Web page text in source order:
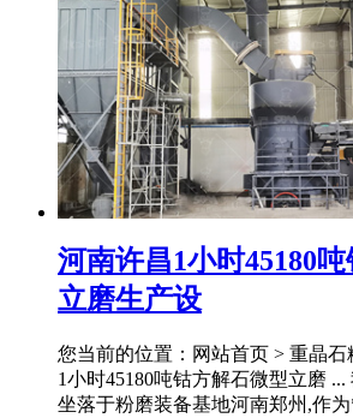
河南许昌1小时45180
立磨生产设
您当前的位置：网站首页 > 重晶石
1小时45180吨钴方解石微型立磨 ...
坐落于粉磨装备基地河南郑州,作